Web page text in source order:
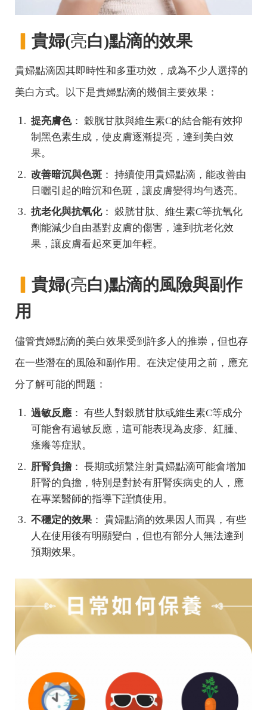
貴婦(亮白)點滴的效果
貴婦點滴因其即時性和多重功效，成為不少人選擇的
美白方式。以下是貴婦點滴的幾個主要效果：
提亮膚色： 穀胱甘肽與維生素C的結合能有效抑
制黑色素生成，使皮膚逐漸提亮，達到美白效
果。
改善暗沉與色斑： 持續使用貴婦點滴，能改善由
日曬引起的暗沉和色斑，讓皮膚變得均勻透亮。
抗老化與抗氧化： 穀胱甘肽、維生素C等抗氧化
劑能減少自由基對皮膚的傷害，達到抗老化效
果，讓皮膚看起來更加年輕。
貴婦(亮白)點滴的風險與副作
用
儘管貴婦點滴的美白效果受到許多人的推崇，但也存
在一些潛在的風險和副作用。在決定使用之前，應充
分了解可能的問題：
過敏反應： 有些人對穀胱甘肽或維生素C等成分
可能會有過敏反應，這可能表現為皮疹、紅腫、
瘙癢等症狀。
肝腎負擔： 長期或頻繁注射貴婦點滴可能會增加
肝腎的負擔，特別是對於有肝腎疾病史的人，應
在專業醫師的指導下謹慎使用。
不穩定的效果： 貴婦點滴的效果因人而異，有些
人在使用後有明顯變白，但也有部分人無法達到
預期效果。